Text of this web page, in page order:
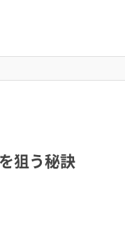
狙う秘訣